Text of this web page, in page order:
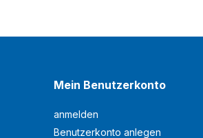
Mein Benutzerkonto
anmelden
Benutzerkonto anlegen